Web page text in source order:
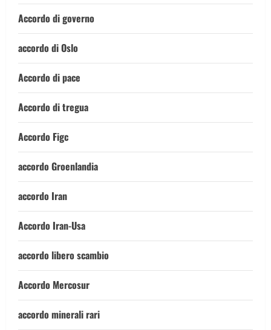
Accordo di governo
accordo di Oslo
Accordo di pace
Accordo di tregua
Accordo Figc
accordo Groenlandia
accordo Iran
Accordo Iran-Usa
accordo libero scambio
Accordo Mercosur
accordo minerali rari